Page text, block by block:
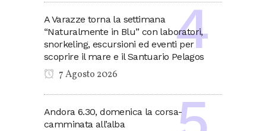
A Varazze torna la settimana
“Naturalmente in Blu” con laboratori,
snorkeling, escursioni ed eventi per
scoprire il mare e il Santuario Pelagos
7 Agosto 2026
Andora 6.30, domenica la corsa-
camminata all’alba